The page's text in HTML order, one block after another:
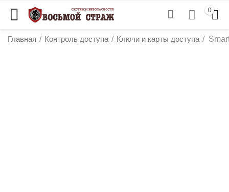
0
Главная / Контроль доступа / Ключи и карты доступа /